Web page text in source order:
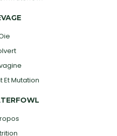
Et Mutation